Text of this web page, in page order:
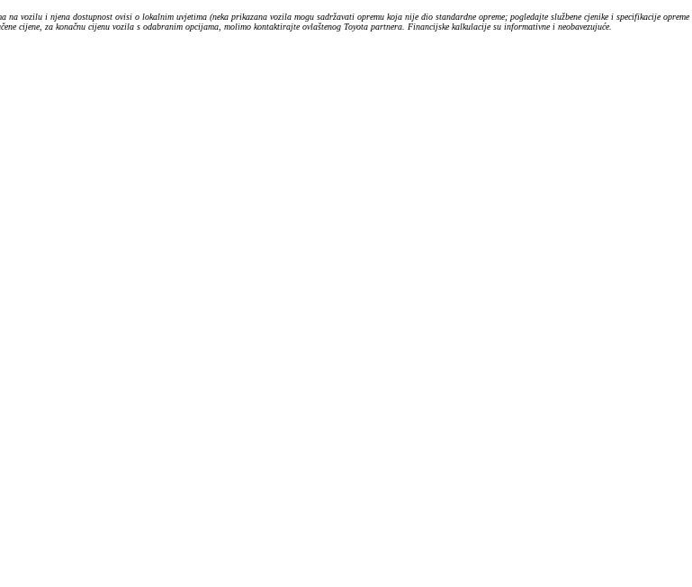
vozilu i njena dostupnost ovisi o lokalnim uvjetima (neka prikazana vozila mogu sadržavati opremu koja nije dio standardne opreme; pogledajte službene cjenike i specifikacije opreme
cijene, za konačnu cijenu vozila s odabranim opcijama, molimo kontaktirajte ovlaštenog Toyota partnera. Financijske kalkulacije su informativne i neobavezujuće.